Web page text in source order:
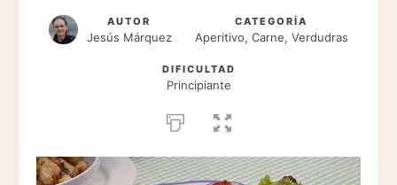
AUTOR
Jesús Márquez
CATEGORÍA
Aperitivo, Carne, Verdudras
DIFICULTAD
Principiante